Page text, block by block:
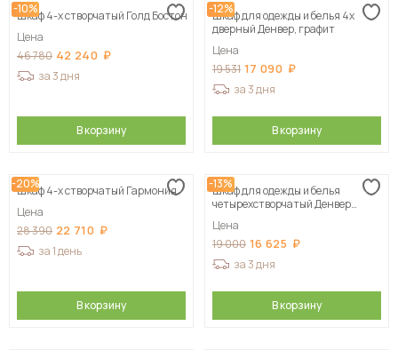
-10%
Шкаф 4-х створчатый Голд Бостон
Цена
46 780 42 240
за 3 дня
В корзину
-12%
Шкаф для одежды и белья 4х
дверный Денвер, графит
Цена
19 531 17 090
за 3 дня
В корзину
-20%
Шкаф 4-х створчатый Гармония
Цена
28 390 22 710
за 1 день
В корзину
-13%
Шкаф для одежды и белья
четырехстворчатый Денвер
Цена
19 000 16 625
за 3 дня
В корзину